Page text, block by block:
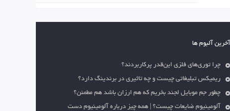
آخرین آلبوم ها
چرا توری‌های فلزی این‌قدر پرکاربردند؟
ریمیکس تبلیغاتی چیست و چه تاثیری در برندینگ دارد؟
چطور جم موبایل لجند بخریم که هم ارزان باشد هم مطمئن؟
آلومینیوم ضایعات چیست؟ | همه چیز درباره آلومینیوم دست